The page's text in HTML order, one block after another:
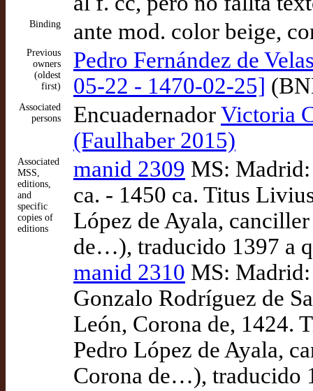
Binding ante mod. color beige,
Previous
owners
(oldest
first)
Pedro Fernández de
05-22 - 1470-02-25]
Associated
persons
EncuadernadorVictoria
(Faulhaber 2015)
Associated
MSS,
editions,
and
specific
copies of
editions
manid 2309 MS:
ca. - 1450 ca. Titus
López de Ayala,
de…), traducido 1397 a
manid 2310 MS:
Gonzalo Rodríguez de
León, Corona de, 1424.
Pedro López de Ayala,
Corona de…), traducido